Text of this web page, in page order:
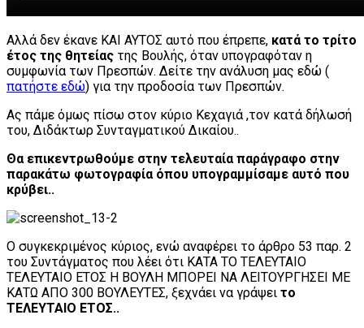
Αλλά δεν έκανε ΚΑΙ ΑΥΤΟΣ αυτό που έπρεπε, κατά το τρίτο
έτος της θητείας της Βουλής, όταν υπογραφόταν η
συμφωνία των Πρεσπών. Δείτε την ανάλυση μας εδώ (
πατήστε εδώ) για την προδοσία των Πρεσπών.
Ας πάμε όμως πίσω στον κύριο Κεχαγιά ,τον κατά δήλωσή
του, Διδάκτωρ Συνταγματικού Δικαίου..
Θα επικεντρωθούμε στην τελευταία παράγραφο στην
παρακάτω φωτογραφία όπου υπογραμμίσαμε αυτό που
κρύβει..
Ο συγκεκριμένος κύριος, ενώ αναφέρει το άρθρο 53 παρ. 2
του Συντάγματος που λέει ότι ΚΑΤΑ ΤΟ ΤΕΛΕΥΤΑΙΟ
ΤΕΛΕΥΤΑΙΟ ΕΤΟΣ Η ΒΟΥΛΗ ΜΠΟΡΕΙ ΝΑ ΛΕΙΤΟΥΡΓΗΣΕΙ ΜΕ
ΚΑΤΩ ΑΠΟ 300 ΒΟΥΛΕΥΤΕΣ, ξεχνάει να γράψει το
ΤΕΛΕΥΤΑΙΟ ΕΤΟΣ..